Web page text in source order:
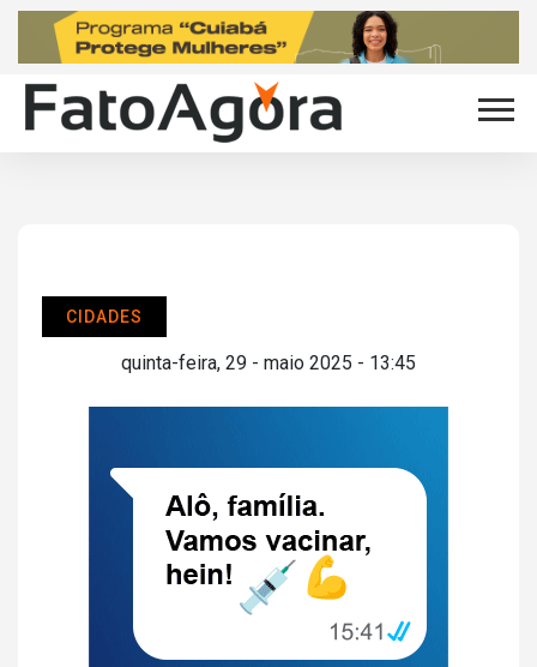
CIDADES
quinta-feira, 29 - maio 2025 - 13:45